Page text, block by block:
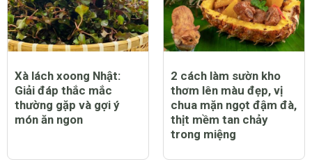
Xà lách xoong Nhật:
Giải đáp thắc mắc
thường gặp và gợi ý
món ăn ngon
2 cách làm sườn kho
thơm lên màu đẹp, vị
chua mặn ngọt đậm đà,
thịt mềm tan chảy
trong miệng